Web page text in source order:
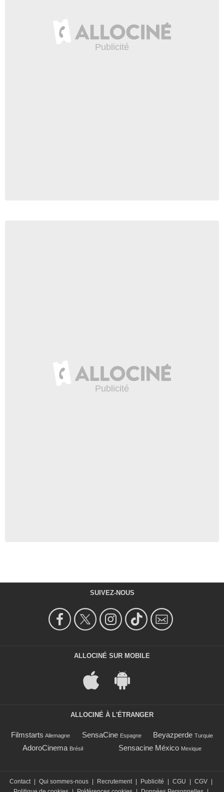
SUIVEZ-NOUS
ALLOCINÉ SUR MOBILE
ALLOCINÉ À L'ÉTRANGER
Filmstarts Allemagne SensaCine Espagne Beyazperde Turquie
AdoroCinema Brésil Sensacine México Mexique
Contact | Qui sommes-nous | Recrutement | Publicité | CGU | CGV |